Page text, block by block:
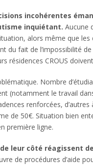
incohérentes
inquiétant. Aucune
alors même que
du fait de l’impossibilité
résidences CROUS
Nombre
(notamment le travail
renforcées, d’autres
de 50€. Situation bien
première ligne.
leur côté réagissent
de procédures d’aide